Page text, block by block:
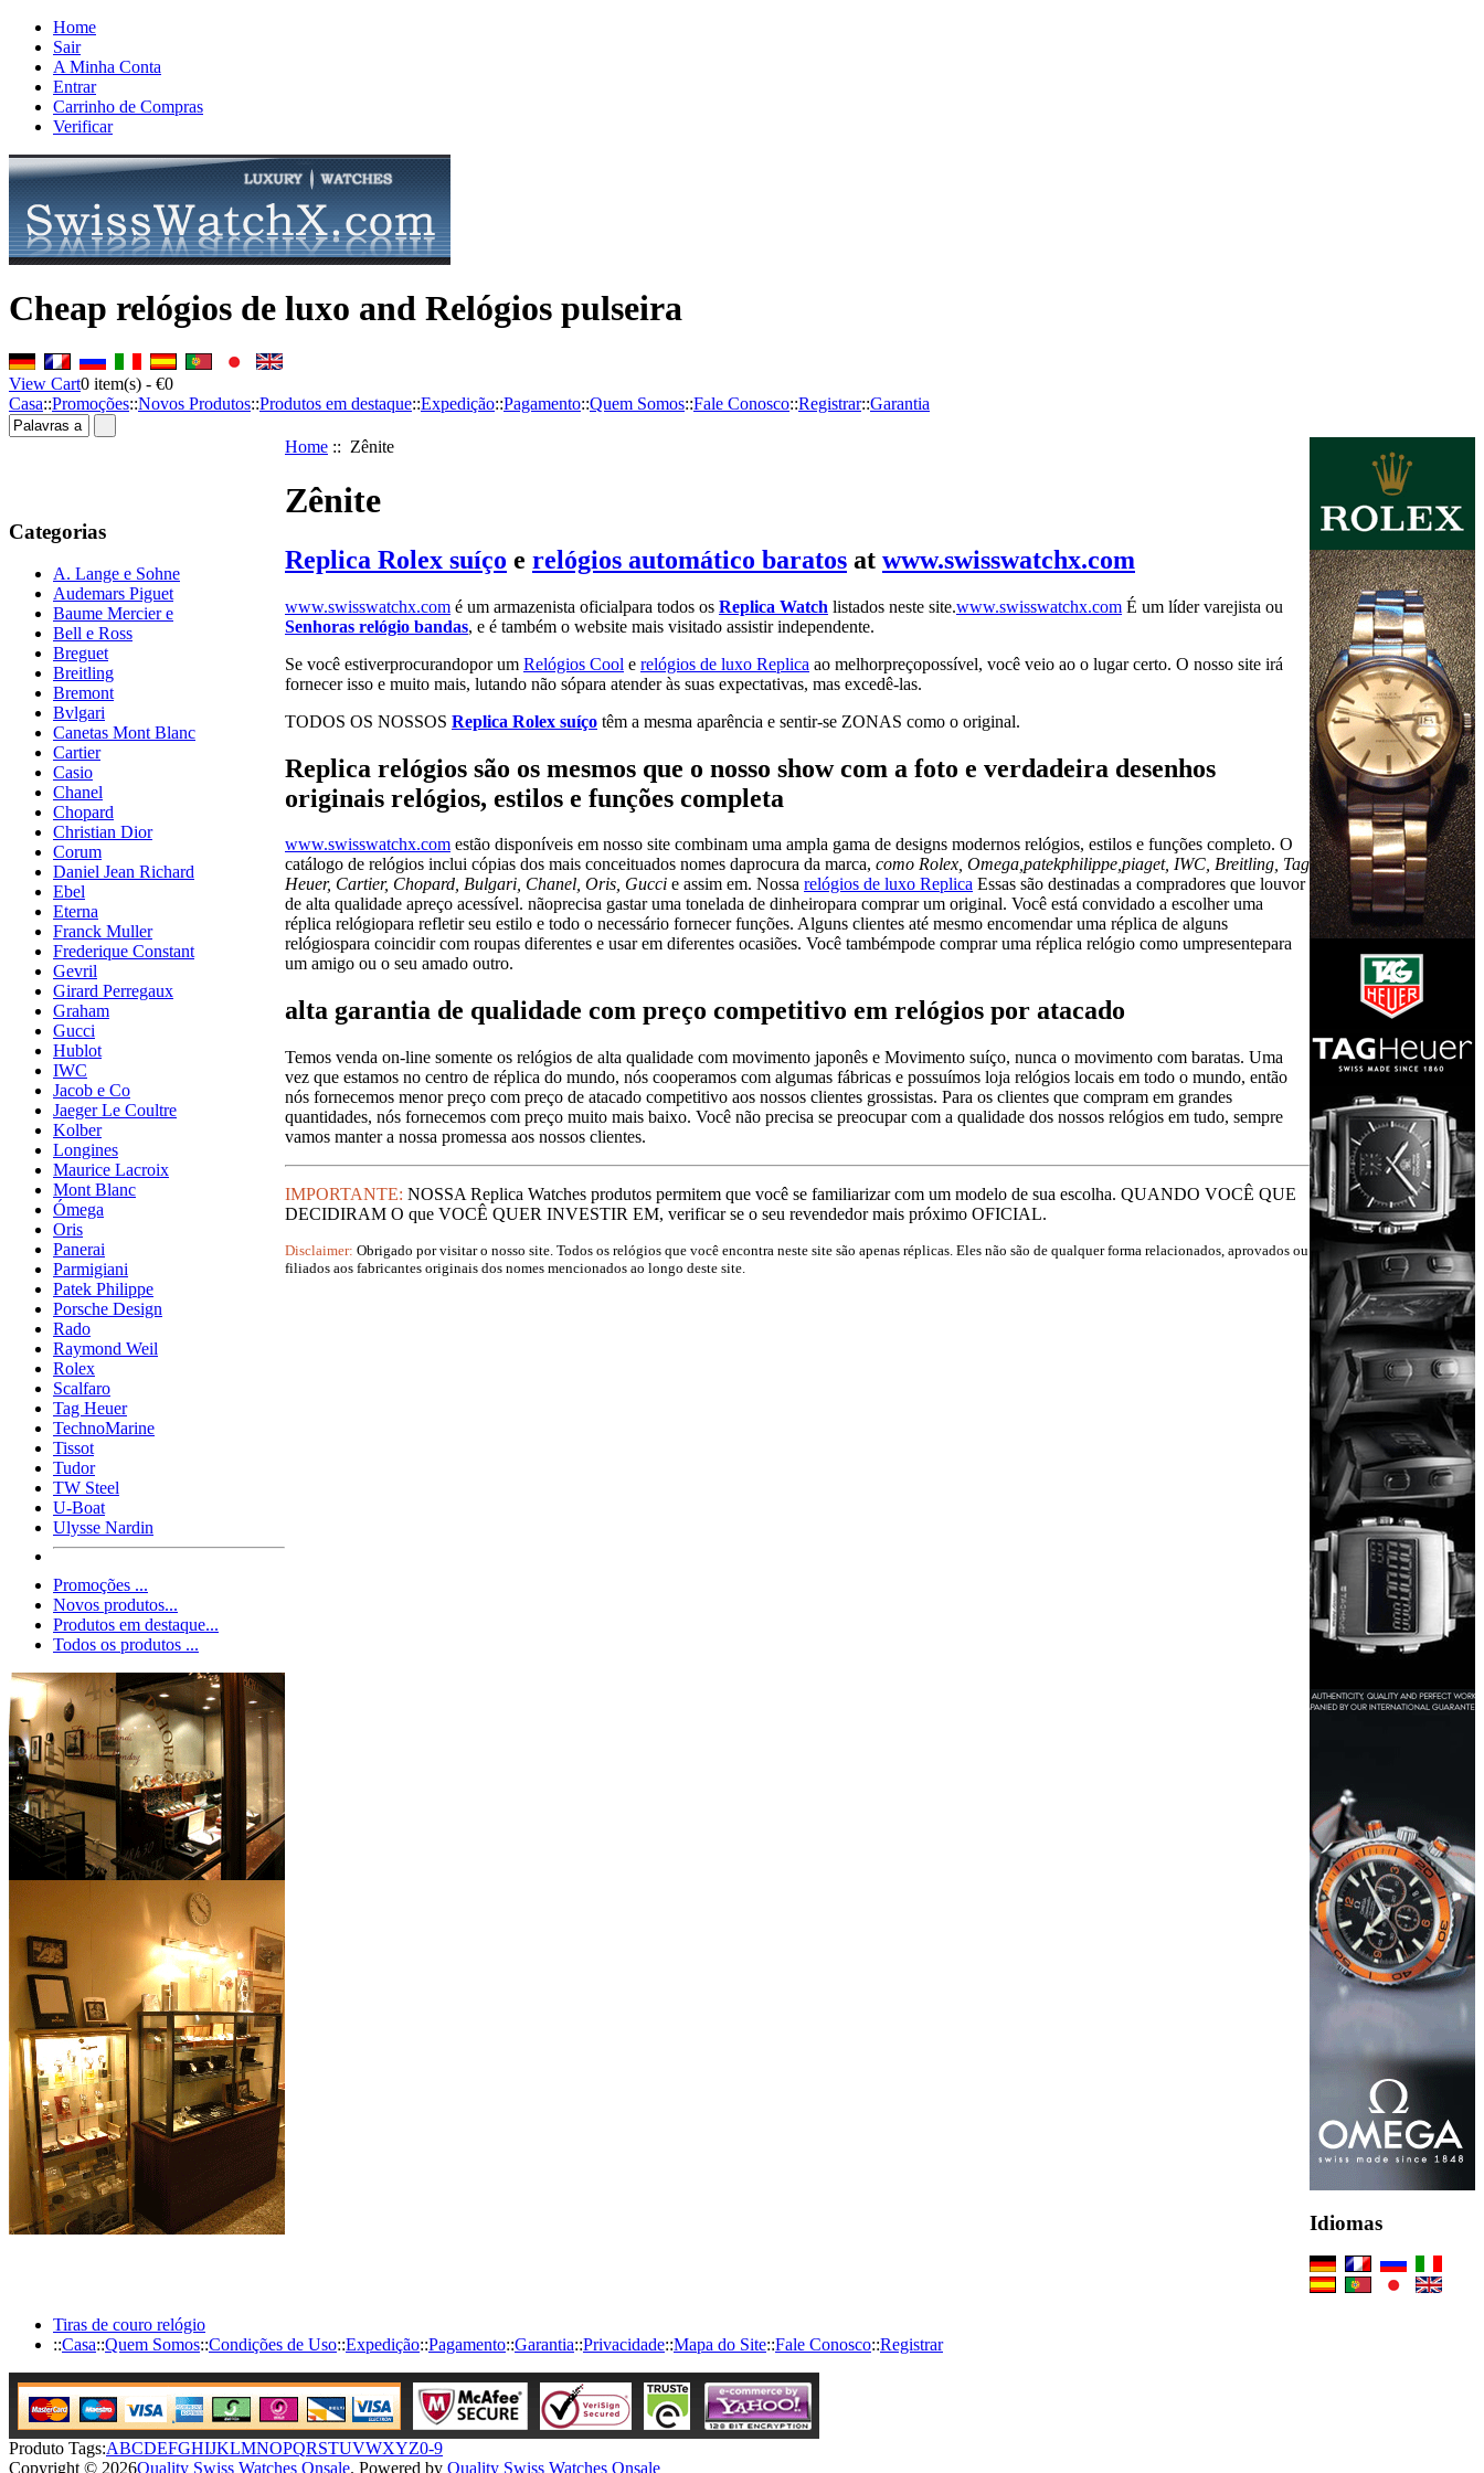
Home
Sair
A Minha Conta
Entrar
Carrinho de Compras
Verificar
Cheap relógios de luxo and Relógios pulseira
View Cart0 item(s) - €0
Casa::Promoções::Novos Produtos::Produtos em destaque::Expedição::Pagamento::Quem Somos::Fale Conosco::Registrar::Garantia
Categorias
A. Lange e Sohne
Audemars Piguet
Baume Mercier e
Bell e Ross
Breguet
Breitling
Bremont
Bvlgari
Canetas Mont Blanc
Cartier
Casio
Chanel
Chopard
Christian Dior
Corum
Daniel Jean Richard
Ebel
Eterna
Franck Muller
Frederique Constant
Gevril
Girard Perregaux
Graham
Gucci
Hublot
IWC
Jacob e Co
Jaeger Le Coultre
Kolber
Longines
Maurice Lacroix
Mont Blanc
Ómega
Oris
Panerai
Parmigiani
Patek Philippe
Porsche Design
Rado
Raymond Weil
Rolex
Scalfaro
Tag Heuer
TechnoMarine
Tissot
Tudor
TW Steel
U-Boat
Ulysse Nardin
Promoções ...
Novos produtos...
Produtos em destaque...
Todos os produtos ...
Home :: Zênite
Zênite
Replica Rolex suíço e relógios automático baratos at www.swisswatchx.com
www.swisswatchx.com é um armazenista oficialpara todos os Replica Watch listados neste site.www.swisswatchx.com É um líder varejista ou
Senhoras relógio bandas, e é também o website mais visitado assistir independente.
Se você estiverprocurandopor um Relógios Cool e relógios de luxo Replica ao melhorpreçopossível, você veio ao o lugar certo. O nosso site irá
fornecer isso e muito mais, lutando não sópara atender às suas expectativas, mas excedê-las.
TODOS OS NOSSOS Replica Rolex suíço têm a mesma aparência e sentir-se ZONAS como o original.
Replica relógios são os mesmos que o nosso show com a foto e verdadeira desenhos
originais relógios, estilos e funções completa
www.swisswatchx.com estão disponíveis em nosso site combinam uma ampla gama de designs modernos relógios, estilos e funções completo. O
catálogo de relógios inclui cópias dos mais conceituados nomes daprocura da marca, como Rolex, Omega,patekphilippe,piaget, IWC, Breitling, Tag
Heuer, Cartier, Chopard, Bulgari, Chanel, Oris, Gucci e assim em. Nossa relógios de luxo Replica Essas são destinadas a compradores que louvor
de alta qualidade apreço acessível. nãoprecisa gastar uma tonelada de dinheiropara comprar um original. Você está convidado a escolher uma
réplica relógiopara refletir seu estilo e todo o necessário fornecer funções. Alguns clientes até mesmo encomendar uma réplica de alguns
relógiospara coincidir com roupas diferentes e usar em diferentes ocasiões. Você tambémpode comprar uma réplica relógio como umpresentepara
um amigo ou o seu amado outro.
alta garantia de qualidade com preço competitivo em relógios por atacado
Temos venda on-line somente os relógios de alta qualidade com movimento japonês e Movimento suíço, nunca o movimento com baratas. Uma
vez que estamos no centro de réplica do mundo, nós cooperamos com algumas fábricas e possuímos loja relógios locais em todo o mundo, então
nós fornecemos menor preço com preço de atacado competitivo aos nossos clientes grossistas. Para os clientes que compram em grandes
quantidades, nós fornecemos com preço muito mais baixo. Você não precisa se preocupar com a qualidade dos nossos relógios em tudo, sempre
vamos manter a nossa promessa aos nossos clientes.
IMPORTANTE: NOSSA Replica Watches produtos permitem que você se familiarizar com um modelo de sua escolha. QUANDO VOCÊ QUE
DECIDIRAM O que VOCÊ QUER INVESTIR EM, verificar se o seu revendedor mais próximo OFICIAL.
Disclaimer: Obrigado por visitar o nosso site. Todos os relógios que você encontra neste site são apenas réplicas. Eles não são de qualquer forma relacionados, aprovados ou
filiados aos fabricantes originais dos nomes mencionados ao longo deste site.
Idiomas
Tiras de couro relógio
::Casa::Quem Somos::Condições de Uso::Expedição::Pagamento::Garantia::Privacidade::Mapa do Site::Fale Conosco::Registrar
Produto Tags:ABCDEFGHIJKLMNOPQRSTUVWXYZ0-9
Copyright © 2026Quality Swiss Watches Onsale. Powered by Quality Swiss Watches Onsale